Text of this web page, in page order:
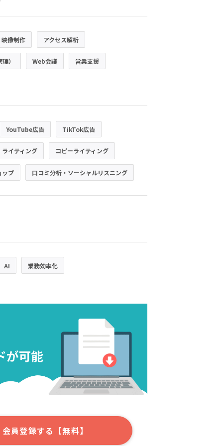
像制作 アクセス解析
） Web会議 営業支援
YouTube広告 TikTok広告
イティング コピーライティング
ップ 口コミ分析・ソーシャルリスニング
AI 業務効率化
会員登録する【無料】